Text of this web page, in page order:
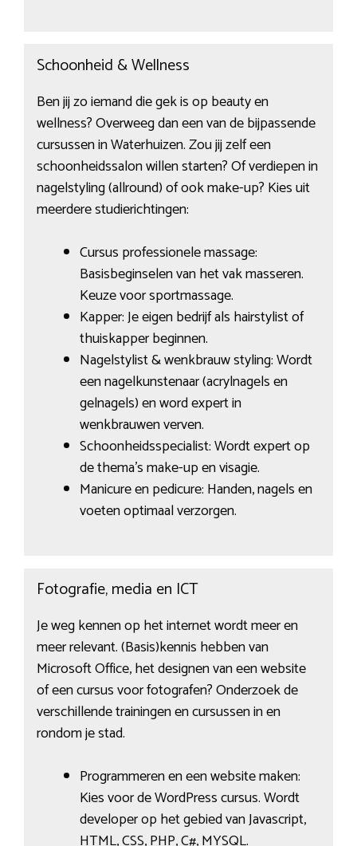
Schoonheid & Wellness
Ben jij zo iemand die gek is op beauty en
wellness? Overweeg dan een van de bijpassende
cursussen in Waterhuizen. Zou jij zelf een
schoonheidssalon willen starten? Of verdiepen in
nagelstyling (allround) of ook make-up? Kies uit
meerdere studierichtingen:
Cursus professionele massage:
Basisbeginselen van het vak masseren.
Keuze voor sportmassage.
Kapper: Je eigen bedrijf als hairstylist of
thuiskapper beginnen.
Nagelstylist & wenkbrauw styling: Wordt
een nagelkunstenaar (acrylnagels en
gelnagels) en word expert in
wenkbrauwen verven.
Schoonheidsspecialist: Wordt expert op
de thema’s make-up en visagie.
Manicure en pedicure: Handen, nagels en
voeten optimaal verzorgen.
Fotografie, media en ICT
Je weg kennen op het internet wordt meer en
meer relevant. (Basis)kennis hebben van
Microsoft Office, het designen van een website
of een cursus voor fotografen? Onderzoek de
verschillende trainingen en cursussen in en
rondom je stad.
Programmeren en een website maken:
Kies voor de WordPress cursus. Wordt
developer op het gebied van Javascript,